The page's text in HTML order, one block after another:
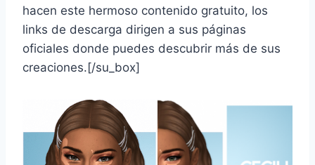
hacen este hermoso contenido gratuito, los
links de descarga dirigen a sus páginas
oficiales donde puedes descubrir más de sus
creaciones.[/su_box]